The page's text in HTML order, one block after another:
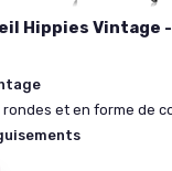
Hippies Vintage
rondes et en forme de